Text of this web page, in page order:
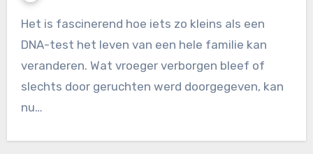
Het is fascinerend hoe iets zo kleins als een
DNA-test het leven van een hele familie kan
veranderen. Wat vroeger verborgen bleef of
slechts door geruchten werd doorgegeven, kan
nu…